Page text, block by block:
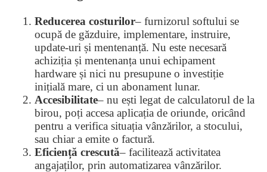
Reducerea costurilor– furnizorul softului se
ocupă de găzduire, implementare, instruire,
update-uri și mentenanță. Nu este necesară
achiziția și mentenanța unui echipament
hardware și nici nu presupune o investiție
inițială mare, ci un abonament lunar.
Accesibilitate– nu ești legat de calculatorul de la
birou, poți accesa aplicația de oriunde, oricând
pentru a verifica situația vânzărilor, a stocului,
sau chiar a emite o factură.
Eficiență crescută– facilitează activitatea
angajaților, prin automatizarea vânzărilor.